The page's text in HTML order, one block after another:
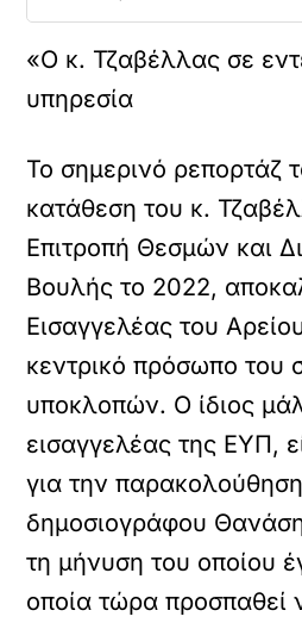
«Ο κ. Τζαβέλλας σε
υπηρεσία
Το σημερινό ρεπορτάζ
κατάθεση του κ.
Επιτροπή Θεσμών και
Βουλής το 2022,
Εισαγγελέας του
κεντρικό πρόσωπο του
υποκλοπών. Ο ίδιος
εισαγγελέας της ΕΥΠ,
για την
δημοσιογράφου
τη μήνυση του οποίου
οποία τώρα προσπαθεί